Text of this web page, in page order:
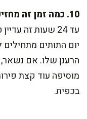
10. כמה זמן זה מחזיק במקרר?
עד 24 שעות זה
יום התותים
הרענן שלו. אם
מוסיפה עוד קצת
בכפית.